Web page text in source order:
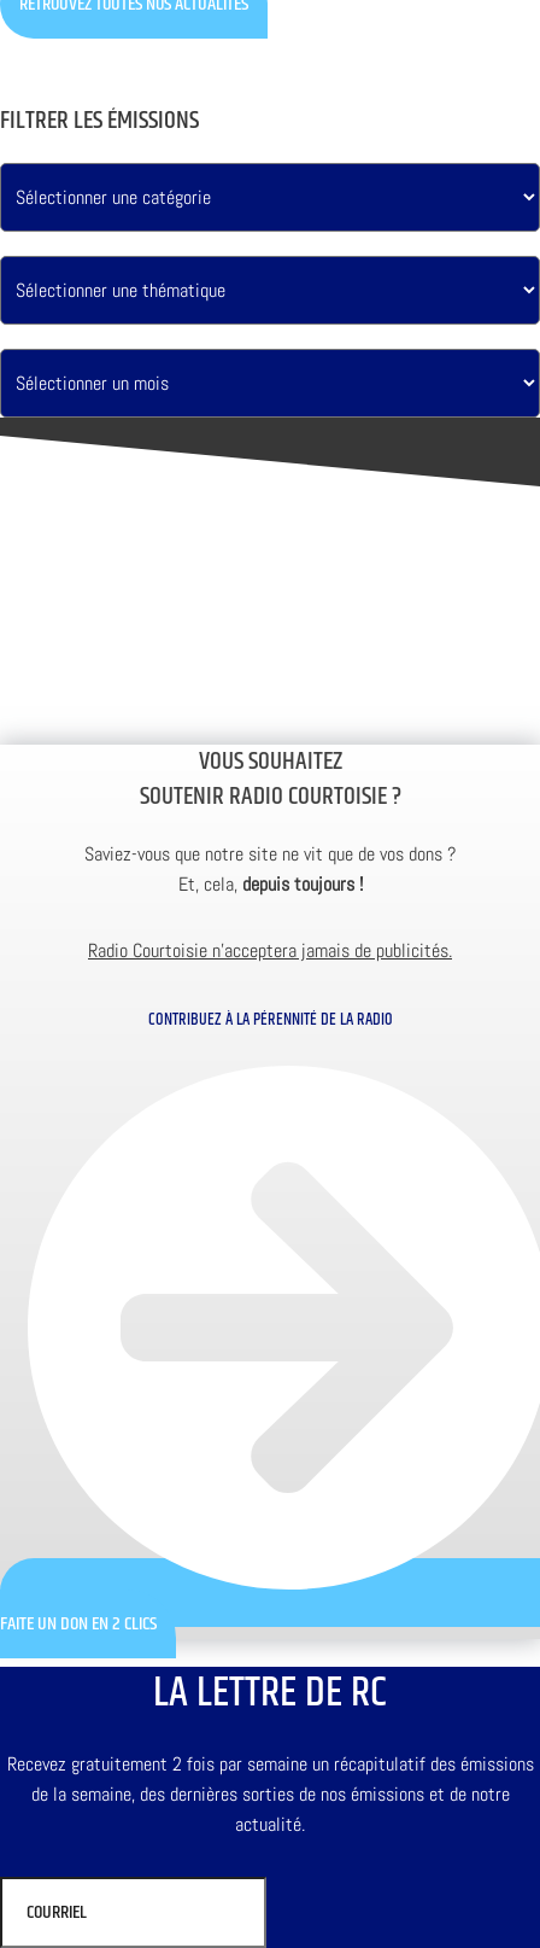
FILTRER LES ÉMISSIONS
VOUS SOUHAITEZ
SOUTENIR RADIO COURTOISIE ?
Saviez-vous que notre site ne vit que de vos dons ?
Et, cela, depuis toujours !
Radio Courtoisie n’acceptera jamais de publicités.
CONTRIBUEZ À LA PÉRENNITÉ DE LA RADIO
FAITE UN DON EN 2 CLICS
LA LETTRE DE RC
Recevez gratuitement 2 fois par semaine un récapitulatif des émissions
de la semaine, des dernières sorties de nos émissions et de notre
actualité.